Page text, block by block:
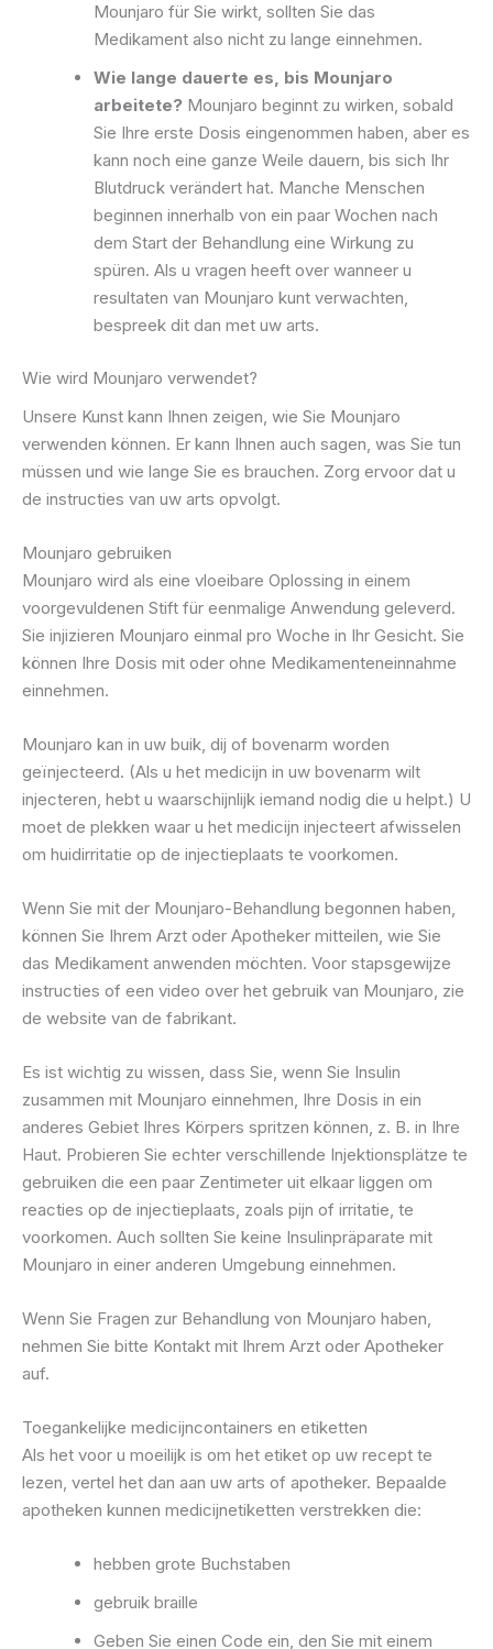
Mounjaro für Sie wirkt, sollten Sie das
Medikament also nicht zu lange einnehmen.
Wie lange dauerte es, bis Mounjaro
arbeitete? Mounjaro beginnt zu wirken, sobald
Sie Ihre erste Dosis eingenommen haben, aber es
kann noch eine ganze Weile dauern, bis sich Ihr
Blutdruck verändert hat. Manche Menschen
beginnen innerhalb von ein paar Wochen nach
dem Start der Behandlung eine Wirkung zu
spüren. Als u vragen heeft over wanneer u
resultaten van Mounjaro kunt verwachten,
bespreek dit dan met uw arts.
Wie wird Mounjaro verwendet?
Unsere Kunst kann Ihnen zeigen, wie Sie Mounjaro
verwenden können. Er kann Ihnen auch sagen, was Sie tun
müssen und wie lange Sie es brauchen. Zorg ervoor dat u
de instructies van uw arts opvolgt.
Mounjaro gebruiken
Mounjaro wird als eine vloeibare Oplossing in einem
voorgevuldenen Stift für eenmalige Anwendung geleverd.
Sie injizieren Mounjaro einmal pro Woche in Ihr Gesicht. Sie
können Ihre Dosis mit oder ohne Medikamenteneinnahme
einnehmen.
Mounjaro kan in uw buik, dij of bovenarm worden
geïnjecteerd. (Als u het medicijn in uw bovenarm wilt
injecteren, hebt u waarschijnlijk iemand nodig die u helpt.) U
moet de plekken waar u het medicijn injecteert afwisselen
om huidirritatie op de injectieplaats te voorkomen.
Wenn Sie mit der Mounjaro-Behandlung begonnen haben,
können Sie Ihrem Arzt oder Apotheker mitteilen, wie Sie
das Medikament anwenden möchten. Voor stapsgewijze
instructies of een video over het gebruik van Mounjaro, zie
de website van de fabrikant.
Es ist wichtig zu wissen, dass Sie, wenn Sie Insulin
zusammen mit Mounjaro einnehmen, Ihre Dosis in ein
anderes Gebiet Ihres Körpers spritzen können, z. B. in Ihre
Haut. Probieren Sie echter verschillende Injektionsplätze te
gebruiken die een paar Zentimeter uit elkaar liggen om
reacties op de injectieplaats, zoals pijn of irritatie, te
voorkomen. Auch sollten Sie keine Insulinpräparate mit
Mounjaro in einer anderen Umgebung einnehmen.
Wenn Sie Fragen zur Behandlung von Mounjaro haben,
nehmen Sie bitte Kontakt mit Ihrem Arzt oder Apotheker
auf.
Toegankelijke medicijncontainers en etiketten
Als het voor u moeilijk is om het etiket op uw recept te
lezen, vertel het dan aan uw arts of apotheker. Bepaalde
apotheken kunnen medicijnetiketten verstrekken die:
hebben grote Buchstaben
gebruik braille
Geben Sie einen Code ein, den Sie mit einem